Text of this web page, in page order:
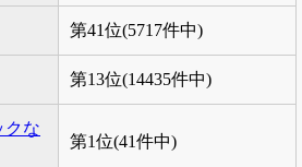
第41位(5717件中)
第13位(14435件中)
クな
第1位(41件中)